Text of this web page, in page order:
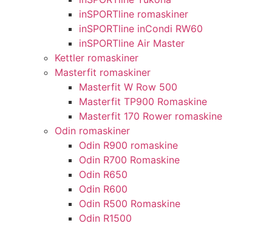
inSPORTline romaskiner
inSPORTline inCondi RW60
inSPORTline Air Master
Kettler romaskiner
Masterfit romaskiner
Masterfit W Row 500
Masterfit TP900 Romaskine
Masterfit 170 Rower romaskine
Odin romaskiner
Odin R900 romaskine
Odin R700 Romaskine
Odin R650
Odin R600
Odin R500 Romaskine
Odin R1500